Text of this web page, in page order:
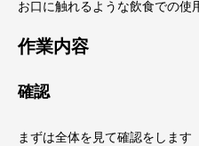
お口に触れるような飲食での使
作業内容
確認
まずは全体を見て確認をします